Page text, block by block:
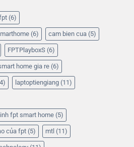
(6)
(6) cam bien cua (5)
FPTPlayboxS (6)
home gia re (6)
laptoptiengiang (11)
fpt smart home (5)
của fpt (5) mtl (11)